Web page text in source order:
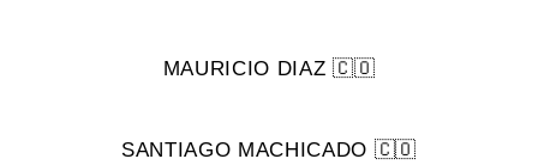
MAURICIO DIAZ 🇨🇴
SANTIAGO MACHICADO 🇨🇴